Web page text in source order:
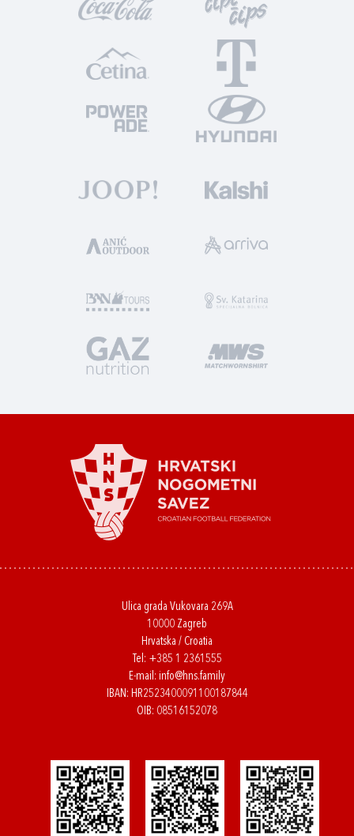
Ulica grada Vukovara 269A
10000 Zagreb
Hrvatska / Croatia
Tel: +385 1 2361555
E-mail: info@hns.family
IBAN: HR2523400091100187844
OIB: 08516152078